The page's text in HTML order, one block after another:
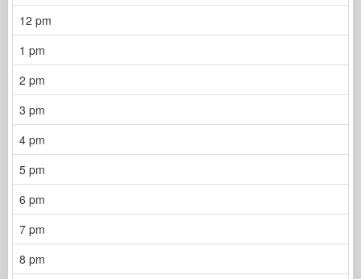
12 pm
1 pm
2 pm
3 pm
4 pm
5 pm
6 pm
7 pm
8 pm